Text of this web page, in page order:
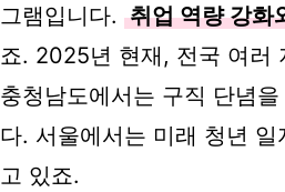
그램입니다. 취업 역량 강화
죠. 2025년 현재, 전국 여러
충청남도에서는 구직 단념
다. 서울에서는 미래 청년
고 있죠.